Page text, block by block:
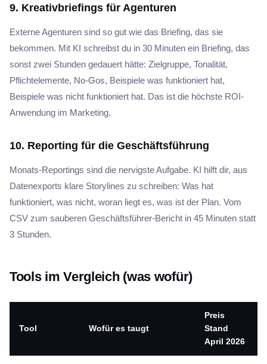
9. Kreativbriefings für Agenturen
Externe Agenturen sind so gut wie das Briefing, das sie
bekommen. Mit KI schreibst du in 30 Minuten ein Briefing, das
sonst zwei Stunden gedauert hätte: Zielgruppe, Tonalität,
Pflichtelemente, No-Gos, Beispiele was funktioniert hat,
Beispiele was nicht funktioniert hat. Das ist die höchste ROI-
Anwendung im Marketing.
10. Reporting für die Geschäftsführung
Monats-Reportings sind die nervigste Aufgabe. KI hilft dir, aus
Datenexports klare Storylines zu schreiben: Was hat
funktioniert, was nicht, woran liegt es, was ist der Plan. Vom
CSV zum sauberen Geschäftsführer-Bericht in 45 Minuten statt
3 Stunden.
Tools im Vergleich (was wofür)
Tool Wofür es taugt
Preis
Stand
April 2026